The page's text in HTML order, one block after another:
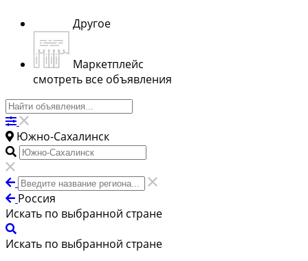
Другое
Маркетплейс
смотреть все объявления
Южно-Сахалинск
Россия
Искать по выбранной стране
Искать по выбранной стране